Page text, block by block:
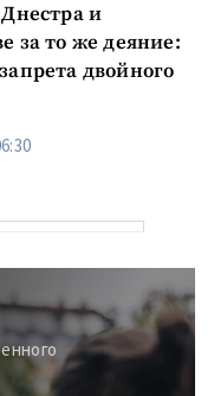
и
за то же деяние:
двойного